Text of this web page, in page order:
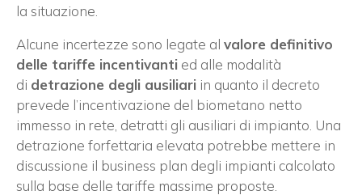
la situazione.
Alcune incertezze sono legate al valore definitivo
delle tariffe incentivanti ed alle modalità
di detrazione degli ausiliari in quanto il decreto
prevede l’incentivazione del biometano netto
immesso in rete, detratti gli ausiliari di impianto. Una
detrazione forfettaria elevata potrebbe mettere in
discussione il business plan degli impianti calcolato
sulla base delle tariffe massime proposte.